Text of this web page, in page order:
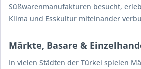
Süßwarenmanufakturen besucht,
Klima und Esskultur miteinander
Märkte, Basare &
In vielen Städten der Türkei spielen